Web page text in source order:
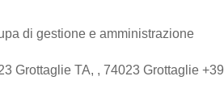
di gestione e amministrazione
Grottaglie TA, , 74023 Grottaglie +39